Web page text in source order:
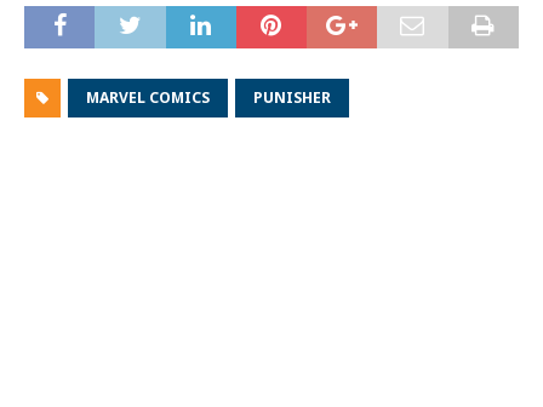
MARVEL COMICS PUNISHER